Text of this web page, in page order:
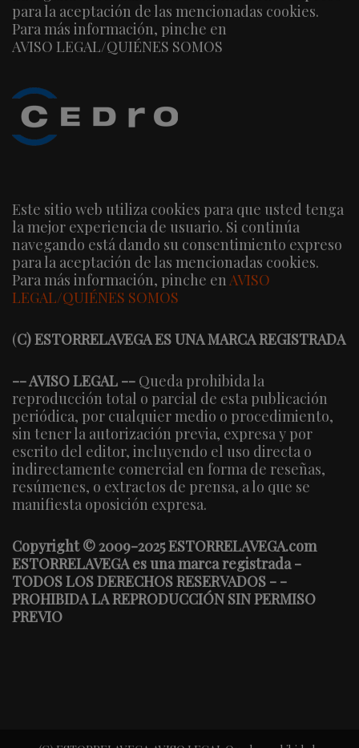
para la aceptación de las mencionadas cookies.
Para más información, pinche en
AVISO LEGAL/QUIÉNES SOMOS
Este sitio web utiliza cookies para que usted tenga
la mejor experiencia de usuario. Si continúa
navegando está dando su consentimiento expreso
para la aceptación de las mencionadas cookies.
Para más información, pinche en AVISO
LEGAL/QUIÉNES SOMOS
(C) ESTORRELAVEGA ES UNA MARCA REGISTRADA
-- AVISO LEGAL -- Queda prohibida la
reproducción total o parcial de esta publicación
periódica, por cualquier medio o procedimiento,
sin tener la autorización previa, expresa y por
escrito del editor, incluyendo el uso directa o
indirectamente comercial en forma de reseñas,
resúmenes, o extractos de prensa, a lo que se
manifiesta oposición expresa.
Copyright © 2009-2025 ESTORRELAVEGA.com
ESTORRELAVEGA es una marca registrada -
TODOS LOS DERECHOS RESERVADOS - -
PROHIBIDA LA REPRODUCCIÓN SIN PERMISO
PREVIO